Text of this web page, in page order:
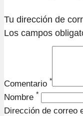
Tu dirección de
Los campos
Comentario *
Nombre *
Dirección de correo